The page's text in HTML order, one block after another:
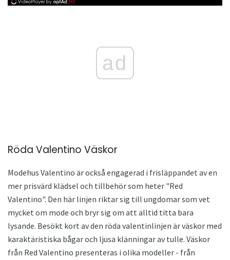
ad
Röda Valentino Väskor
Modehus Valentino är också engagerad i frisläppandet av en
mer prisvärd klädsel och tillbehör som heter "Red
Valentino". Den här linjen riktar sig till ungdomar som vet
mycket om mode och bryr sig om att alltid titta bara
lysande. Besökt kort av den röda valentinlinjen är väskor med
karaktäristiska bågar och ljusa klänningar av tulle. Väskor
från Red Valentino presenteras i olika modeller - från